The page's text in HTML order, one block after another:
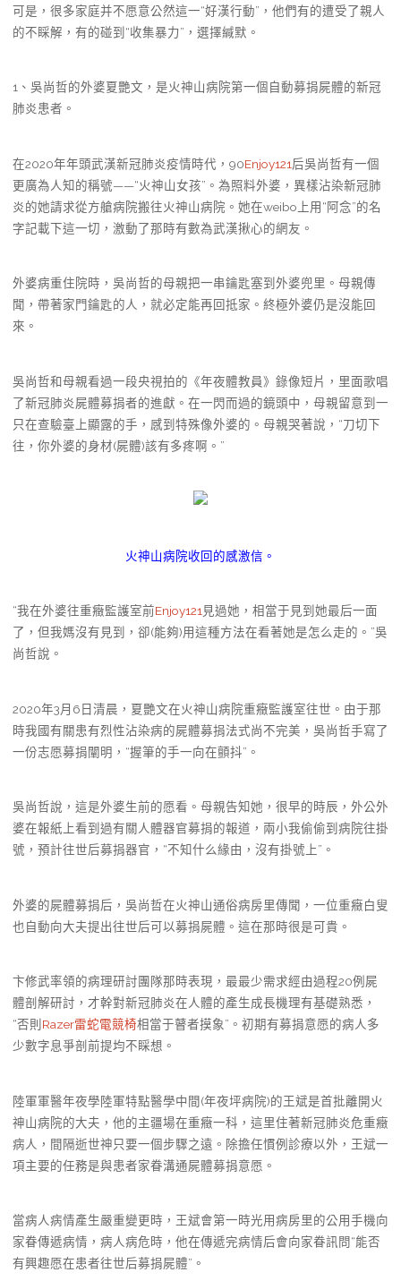
可是，很多家庭并不愿意公然這一“好漢行動”，他們有的遭受了親人
的不睬解，有的碰到“收集暴力”，選擇緘默。
1、吳尚哲的外婆夏艷文，是火神山病院第一個自動募捐屍體的新冠
肺炎患者。
在2020年年頭武漢新冠肺炎疫情時代，90Enjoy121后吳尚哲有一個
更廣為人知的稱號——“火神山女孩”。為照料外婆，異樣沾染新冠肺
炎的她請求從方艙病院搬往火神山病院。她在weibo上用“阿念”的名
字記載下這一切，激動了那時有數為武漢揪心的網友。
外婆病重住院時，吳尚哲的母親把一串鑰匙塞到外婆兜里。母親傳
聞，帶著家門鑰匙的人，就必定能再回抵家。終極外婆仍是沒能回
來。
吳尚哲和母親看過一段央視拍的《年夜體教員》錄像短片，里面歌唱
了新冠肺炎屍體募捐者的進獻。在一閃而過的鏡頭中，母親留意到一
只在查驗臺上顯露的手，感到特殊像外婆的。母親哭著說，“刀切下
往，你外婆的身材(屍體)該有多疼啊。”
火神山病院收回的感激信。
“我在外婆往重癥監護室前Enjoy121 見過她，相當于見到她最后一面
了，但我媽沒有見到，卻(能夠)用這種方法在看著她是怎么走的。”吳
尚哲說。
2020年3月6日清晨，夏艷文在火神山病院重癥監護室往世。由于那
時我國有關患有烈性沾染病的屍體募捐法式尚不完美，吳尚哲手寫了
一份志愿募捐闡明，“握筆的手一向在顫抖”。
吳尚哲說，這是外婆生前的愿看。母親告知她，很早的時辰，外公外
婆在報紙上看到過有關人體器官募捐的報道，兩小我偷偷到病院往掛
號，預計往世后募捐器官，“不知什么緣由，沒有掛號上”。
外婆的屍體募捐后，吳尚哲在火神山通俗病房里傳聞，一位重癥白叟
也自動向大夫提出往世后可以募捐屍體。這在那時很是可貴。
卞修武率領的病理研討團隊那時表現，最最少需求經由過程20例屍
體剖解研討，才幹對新冠肺炎在人體的產生成長機理有基礎熟悉，
“否則 Razer雷蛇電競椅相當于瞽者摸象”。初期有募捐意愿的病人多
少數字息爭剖前提均不睬想。
陸軍軍醫年夜學陸軍特點醫學中間(年夜坪病院)的王斌是首批離開火
神山病院的大夫，他的主疆場在重癥一科，這里住著新冠肺炎危重癥
病人，間隔逝世神只要一個步驟之遠。除擔任慣例診療以外，王斌一
項主要的任務是與患者家眷溝通屍體募捐意愿。
當病人病情產生嚴重變更時，王斌會第一時光用病房里的公用手機向
家眷傳遞病情，病人病危時，他在傳遞完病情后會向家眷訊問“能否
有興趣愿在患者往世后募捐屍體”。